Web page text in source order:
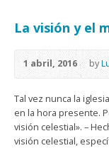
La visión y el
1 abril, 2016 by
Tal vez nunca la
en la hora presente.
visión celestial». –
visión celestial,